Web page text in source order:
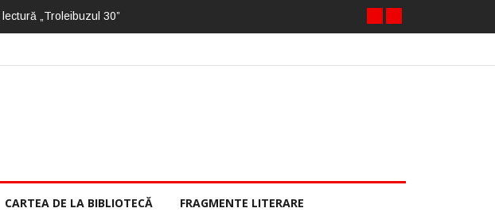
„Troleibuzul 30”
CARTEA DE LA BIBLIOTECĂ FRAGMENTE LITERARE